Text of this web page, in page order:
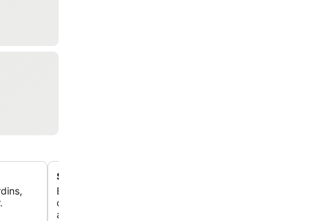
Serviço e hospitalidade premiados
Experimente um serviço excepcional, reconhecido com
de Oro 2024, que destaca o profissionalismo e a
acolhedora da equipe.